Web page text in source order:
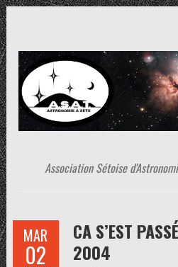
Association Sétoise
MAR
02
CA S’EST
2004